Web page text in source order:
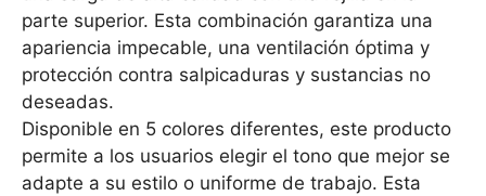
parte superior. Esta combinación garantiza una
apariencia impecable, una ventilación óptima y
protección contra salpicaduras y sustancias no
deseadas.
Disponible en 5 colores diferentes, este producto
permite a los usuarios elegir el tono que mejor se
adapte a su estilo o uniforme de trabajo. Esta